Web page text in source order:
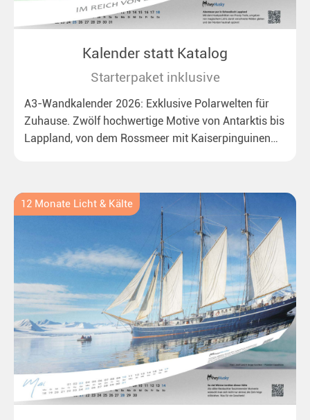
Kalender statt Katalog
Starterpaket inklusive
A3-Wandkalender 2026: Exklusive Polarwelten für
Zuhause. Zwölf hochwertige Motive von Antarktis bis
Lappland, von dem Rossmeer mit Kaiserpinguinen
12 Monate Licht & Kälte